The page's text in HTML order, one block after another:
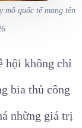
quốc tế mang tên
hội không chỉ
bia thủ công
những giá trị